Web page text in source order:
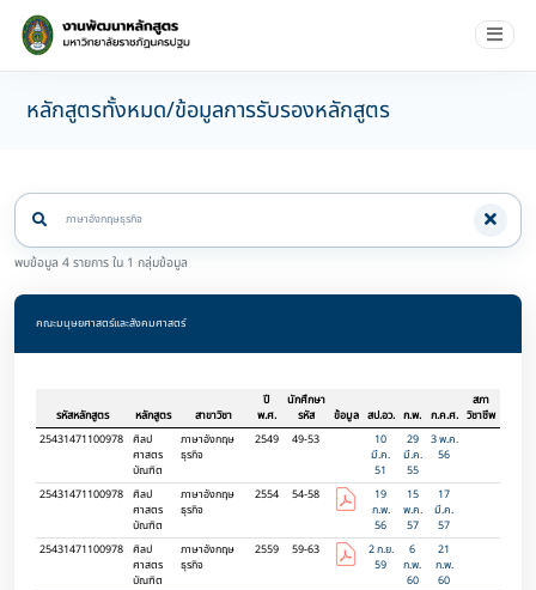
หลักสูตรทั้งหมด/ข้อมูลการรับรองหลักสูตร
พบข้อมูล 4 รายการ ใน 1 กลุ่มข้อมูล
คณะมนุษยศาสตร์และสังคมศาสตร์
รหัสหลักสูตร หลักสูตร สาขาวิชา
ปี
พ.ศ.
นักศึกษา
รหัส
ข้อมูล สป.อว. ก.พ. ก.ค.ศ.
สภา
วิชาชีพ
25431471100978 ศิลป
ศาสตร
บัณฑิต
ภาษาอังกฤษ
ธุรกิจ
2549 49-53
10
มี.ค.
51
29
มี.ค.
55
3 พ.ค.
56
25431471100978 ศิลป
ศาสตร
บัณฑิต
ภาษาอังกฤษ
ธุรกิจ
2554 54-58
19
ก.พ.
56
15
พ.ค.
57
17
มี.ค.
57
25431471100978 ศิลป
ศาสตร
บัณฑิต
ภาษาอังกฤษ
ธุรกิจ
2559 59-63
2 ก.ย.
59
6
ก.พ.
60
21
ก.พ.
60